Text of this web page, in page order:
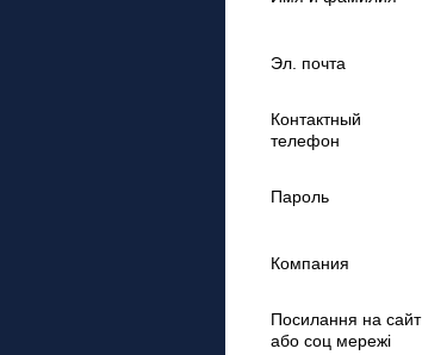
Эл. почта
Контактный
телефон
Пароль
Компания
Посилання на сайт
або соц мережі